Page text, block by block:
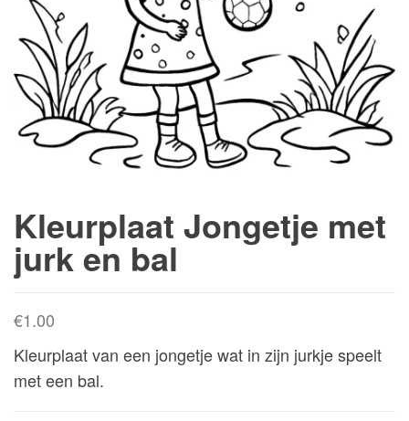
Kleurplaat Jongetje met
jurk en bal
€1.00
Kleurplaat van een jongetje wat in zijn jurkje speelt
met een bal.